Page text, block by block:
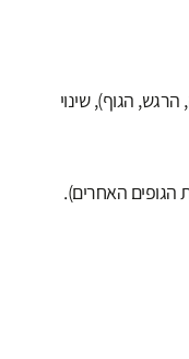
הגוף), שינוי
הגופים האחרים).